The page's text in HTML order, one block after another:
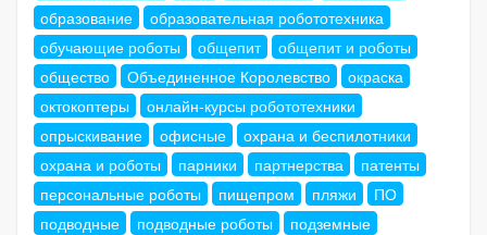
образование
образовательная робототехника
обучающие роботы
общепит
общепит и роботы
общество
Объединенное Королевство
окраска
октокоптеры
онлайн-курсы робототехники
опрыскивание
офисные
охрана и беспилотники
охрана и роботы
парники партнерства
патенты
персональные роботы
пищепром пляжи
ПО
подводные
подводные роботы
подземные